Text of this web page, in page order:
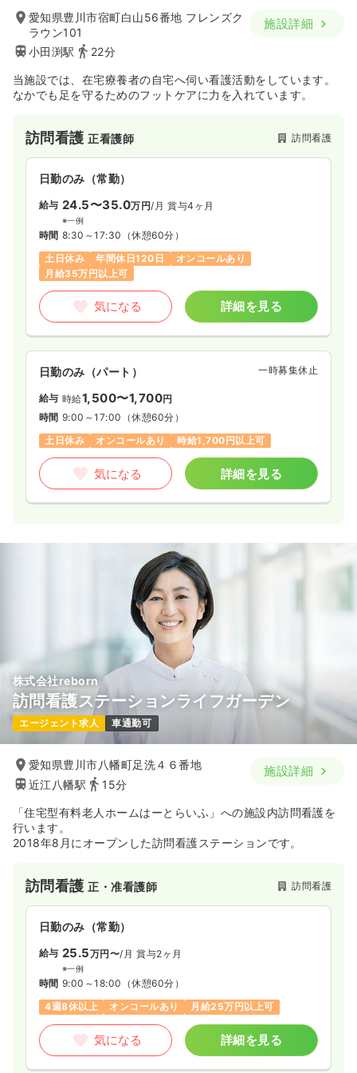
愛知県豊川市宿町白山56番地 フレンズク
ラウン101
小田渕駅
22分
施設詳細
当施設では、在宅療養者の自宅へ伺い看護活動をしています。
なかでも足を守るためのフットケアに力を入れています。
訪問看護正看護師 訪問看護
日勤のみ（常勤）
給与 24.5〜35.0万円/月 賞与4ヶ月
※一例
時間 8:30～17:30 （休憩60分）
土日休み
年間休日120日
オンコールあり
月給35万円以上可
気になる 詳細を見る
日勤のみ（パート） 一時募集休止
給与 時給1,500〜1,700円
時間 9:00～17:00 （休憩60分）
土日休み
オンコールあり 時給1,700円以上可
気になる 詳細を見る
株式会社reborn
訪問看護ステーションライフガーデン
エージェント求人 車通勤可
愛知県豊川市八幡町足洗４６番地
近江八幡駅
15分
施設詳細
「住宅型有料老人ホームはーとらいふ」への施設内訪問看護を
行います。
2018年8月にオープンした訪問看護ステーションです。
訪問看護正・准看護師 訪問看護
日勤のみ（常勤）
給与 25.5万円〜/月 賞与2ヶ月
※一例
時間 9:00～18:00 （休憩60分）
4週8休以上
オンコールあり 月給25万円以上可
気になる 詳細を見る